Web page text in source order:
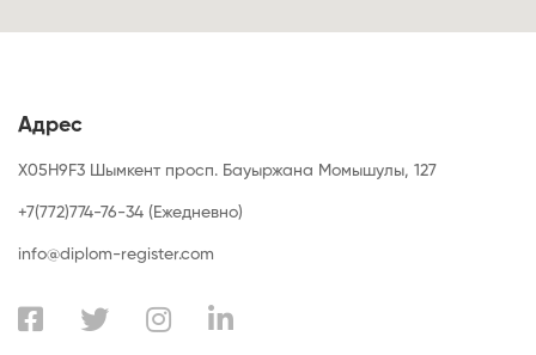
Адрес
X05H9F3 Шымкент просп. Бауыржана Момышулы, 127
+7(772)774-76-34 (Ежедневно)
info@diplom-register.com